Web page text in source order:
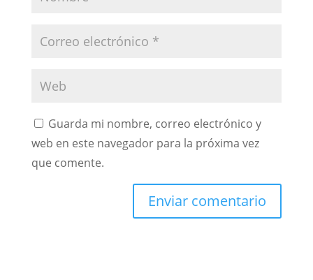
Guarda mi nombre, correo electrónico y
web en este navegador para la próxima vez
que comente.